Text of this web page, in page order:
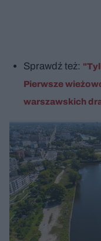
Sprawdź też:
Pierwsze
warszawskich